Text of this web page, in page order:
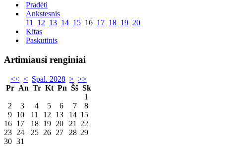
Pradėti
Ankstesnis
11 12 13 14 15 16 17 18 19 20
Kitas
Paskutinis
Artimiausi renginiai
<< < Spal. 2028 > >>
Pr An Tr Kt Pn Šš Sk
1
2
3 4 5 6 7
8
9 10 11 12 13 14 15
16 17 18 19 20 21
22
23 24 25 26 27 28 29
30 31